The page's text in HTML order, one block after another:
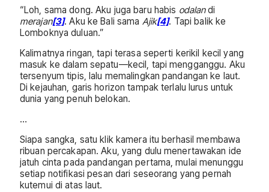
“Loh, sama dong. Aku juga baru habis odalandi
merajan[3]. Aku ke Bali sama Ajik[4]. Tapi balik ke
Lomboknya duluan.”
Kalimatnya ringan, tapi terasa seperti kerikil kecil yang
masuk ke dalam sepatu—kecil, tapi mengganggu. Aku
tersenyum tipis, lalu memalingkan pandangan ke laut.
Di kejauhan, garis horizon tampak terlalu lurus untuk
dunia yang penuh belokan.
…
Siapa sangka, satu klik kamera itu berhasil membawa
ribuan percakapan. Aku, yang dulu menertawakan ide
jatuh cinta pada pandangan pertama, mulai menunggu
setiap notifikasi pesan dari seseorang yang pernah
kutemui di atas laut.